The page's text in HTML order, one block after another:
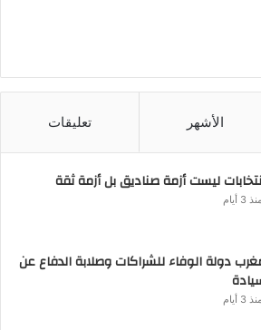
الأشهر تعليقات
ليست أزمة صناديق بل أزمة ثقة
منذ 3 أيام
دولة الوفاء للشراكات وصلابة الدفاع عن
منذ 3 أيام